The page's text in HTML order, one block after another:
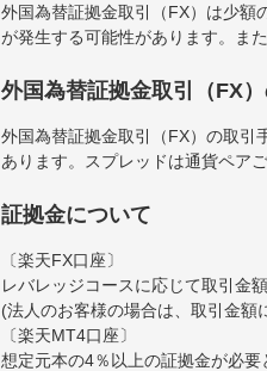
外国為替証拠金取引（FX）は少額
が発生する可能性があります。ま
外国為替証拠金取引（FX
外国為替証拠金取引（FX）の取引
あります。スプレッドは通貨ペア
証拠金について
〔楽天FX口座〕
レバレッジコースに応じて取引金
(法人のお客様の場合は、取引金
〔楽天MT4口座〕
想定元本の4％以上の証拠金が必